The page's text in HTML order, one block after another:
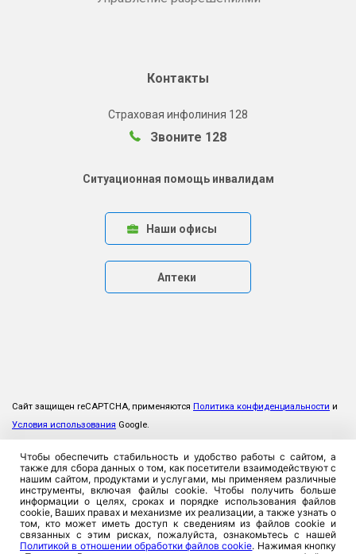
Контакты
Страховая инфолиния 128
Звоните 128
Ситуационная помощь инвалидам
Наши офисы
Аптеки
Сайт защищен reCAPTCHA, применяются Политика конфиденциальности и
Условия использования Google.
Чтобы обеспечить стабильность и удобство работы с сайтом, а
также для сбора данных о том, как посетители взаимодействуют с
нашим сайтом, продуктами и услугами, мы применяем различные
инструменты, включая файлы cookie. Чтобы получить больше
информации о целях, сроках и порядке использования файлов
cookie, Ваших правах и механизме их реализации, а также узнать о
том, кто может иметь доступ к сведениям из файлов cookie и
связанных с этим рисках, пожалуйста, ознакомьтесь с нашей
Политикой в отношении обработки файлов cookie. Нажимая кнопку